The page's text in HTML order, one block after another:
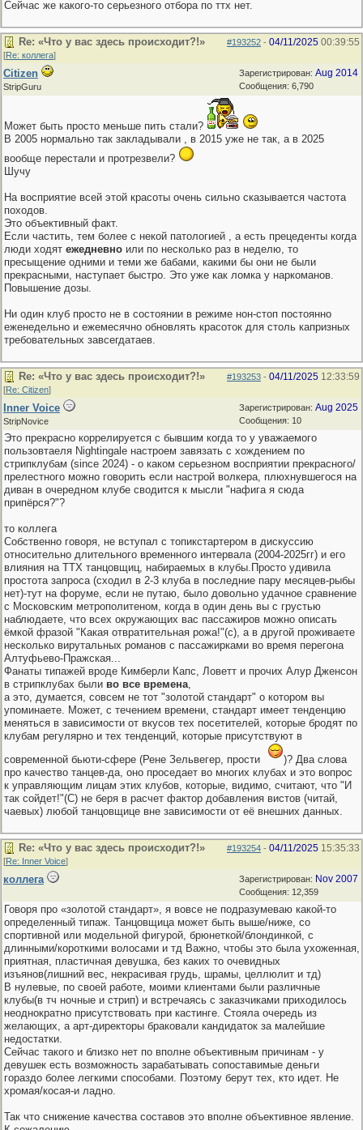
Сейчас же какого-то серьезного отбора по ттх нет.
#193252 - 04/11/2025 00:39:55
Re: «Что у вас здесь происходит?!»
[Re: коллега]
Зарегистрирован: Aug 2014
Сообщения: 6,790
Citizen
StripGuru
Может быть просто меньше пить стали?
В 2005 нормально так закладывали , в 2015 уже не так, а в 2025
вообще перестали и протрезвели?
Шучу
На восприятие всей этой красоты очень сильно сказывается частота
походов.
Это объективный факт.
Если частить, тем более с некой патологией , а есть прецеденты когда
люди ходят ежедневно или по несколько раз в неделю, то
пресыщение одними и теми же бабами, какими бы они не были
прекрасными, наступает быстро. Это уже как ломка у наркоманов.
Повышение дозы.
Ни один клуб просто не в состоянии в режиме нон-стоп постоянно
еженедельно и ежемесячно обновлять красоток для столь капризных
требовательных завсегдатаев.
#193253 - 04/11/2025 12:33:59
Re: «Что у вас здесь происходит?!»
[Re: Citizen]
Зарегистрирован: Aug 2025
Сообщения: 10
Inner Voice
StripNovice
Это прекрасно коррелируется с бывшим когда то у уважаемого
пользовтаеля Nightingale настроем завязать с хождением по
стрипклубам (since 2024) - о каком серьезном восприятии прекрасного/
прелестного можно говорить если настрой волкера, плюхнувшегося на
диван в очередном клубе сводится к мысли "нафига я сюда
припёрся?"?
то коллега
Собственно говоря, не вступал с топикстартером в дискуссию
относительно длительного временного интервала (2004-2025гг) и его
влияния на ТТХ танцовщиц, набираемых в клубы.Просто удивила
простота запроса (сходил в 2-3 клуба в последние пару месяцев-рыбы
нет)-тут на форуме, если не путаю, было довольно удачное сравнение
с Московским метрополитеном, когда в один день вы с грустью
наблюдаете, что всех окружающих вас пассажиров можно описать
ёмкой фразой "Какая отвратительная рожа!"(с), а в другой проживаете
несколько вирутальных романов с пассажирками во время перегона
Алтуфьево-Пражская...
Фанаты типажей вроде Кимберли Капс, Ловетт и прочих Алур Дженсон
в стрипклубах были во все времена,
а это, думается, совсем не тот "золотой стандарт" о котором вы
упоминаете. Может, с течением времени, стандарт имеет тенденцию
меняться в зависимости от вкусов тех посетителей, которые бродят по
клубам регулярно и тех тенденций, которые присутствуют в
современной бьюти-сфере (Рене Зельвегер, прости
)? Два слова
про качество танцев-да, оно проседает во многих клубах и это вопрос
к управляющим лицам этих клубов, которые, видимо, считают, что "И
так сойдет!"(С) не беря в расчет фактор добавления вистов (читай,
чаевых) любой танцовщице вне зависимости от её внешних данных.
#193254 - 04/11/2025 15:35:33
Re: «Что у вас здесь происходит?!»
[Re: Inner Voice]
Зарегистрирован: Nov 2007
Сообщения: 12,359
коллега
Говоря про «золотой стандарт», я вовсе не подразумеваю какой-то
определенный типаж. Танцовщица может быть выше/ниже, со
спортивной или модельной фигурой, брюнеткой/блондинкой, с
длинными/короткими волосами и тд Важно, чтобы это была ухоженная,
приятная, пластичная девушка, без каких то очевидных
изъянов(лишний вес, некрасивая грудь, шрамы, целлюлит и тд)
В нулевые, по своей работе, моими клиентами были различные
клубы(в тч ночные и стрип) и встречаясь с заказчиками приходилось
неоднократно присутствовать при кастинге. Стояла очередь из
желающих, а арт-директоры браковали кандидаток за малейшие
недостатки.
Сейчас такого и близко нет по вполне объективным причинам - у
девушек есть возможность зарабатывать сопоставимые деньги
гораздо более легкими способами. Поэтому берут тех, кто идет. Не
хромая/косая-и ладно.
Так что снижение качества составов это вполне объективное явление.